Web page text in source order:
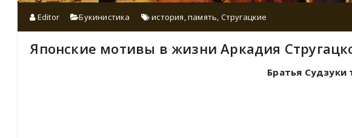
Editor Букинистика история,память, Стругацкие
Японские мотивы в жизни Аркадия
Братья Судзуки